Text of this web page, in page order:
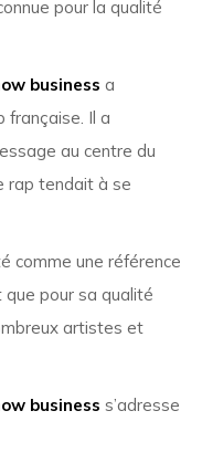
pour la qualité
business a
française. Il a
au centre du
rap tendait à se
comme une référence
pour sa qualité
artistes et
business s’adresse